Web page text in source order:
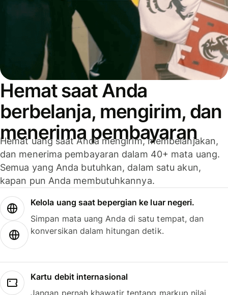
Hemat saat Anda
berbelanja, mengirim, dan
menerima pembayaran
Hemat uang saat Anda mengirim, membelanjakan,
dan menerima pembayaran dalam 40+ mata uang.
Semua yang Anda butuhkan, dalam satu akun,
kapan pun Anda membutuhkannya.
Kelola uang saat bepergian ke luar negeri.
Simpan mata uang Anda di satu tempat, dan
konversikan dalam hitungan detik.
Kartu debit internasional
Jangan pernah khawatir tentang markup nilai